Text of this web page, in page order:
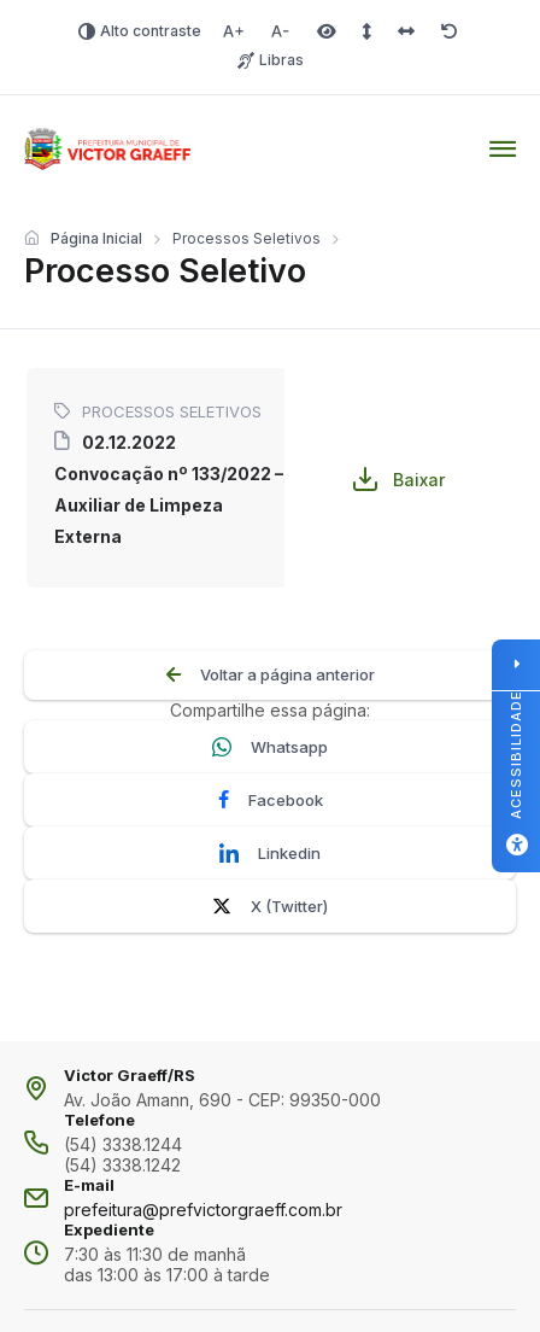
Alto contraste Aumentar fonte
Diminuir fonteÁrea selecionada
Espaçamento de linha
Espaço dos
Redefinir
Libras
Processo Seletivo
Página Inicial Processos Seletivos
PROCESSOS SELETIVOS
02.12.2022
Convocação nº 133/2022 –
Auxiliar de Limpeza
Externa
Baixar
Voltar a página anterior
Compartilhe essa página:
Whatsapp
Facebook
Linkedin
X (Twitter)
Victor Graeff/RS
Av. João Amann, 690 - CEP: 99350-000
Telefone
(54) 3338.1244
(54) 3338.1242
E-mail
prefeitura@prefvictorgraeff.com.br
Expediente
7:30 às 11:30 de manhã
das 13:00 às 17:00 à tarde
ACESSIBILIDADE